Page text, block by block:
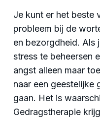
Je kunt er het beste
probleem bij de
en bezorgdheid. Als
stress te beheersen
angst alleen maar
naar een geestelijke
gaan. Het is
Gedragstherapie